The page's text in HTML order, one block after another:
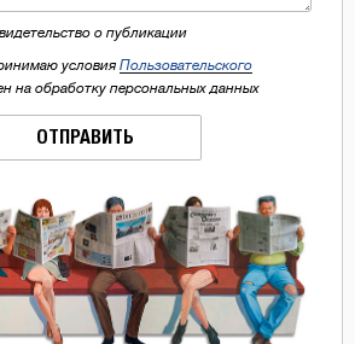
о публикации
условия Пользовательского
на обработку персональных данных
ОТПРАВИТЬ